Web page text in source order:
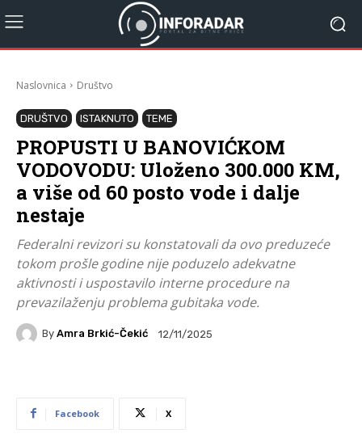
Naslovnica Društvo
DRUŠTVO ISTAKNUTO TEME
PROPUSTI U BANOVIĆKOM
VODOVODU: Uloženo 300.000 KM,
a više od 60 posto vode i dalje
nestaje
Federalni revizori su konstatovali da ovo preduzeće
tokom prošle godine nije poduzelo adekvatne
aktivnosti i uspostavilo interne procedure na
prevazilaženju problema gubitaka vode.
By Amra Brkić-Čekić 12/11/2025
Facebook X